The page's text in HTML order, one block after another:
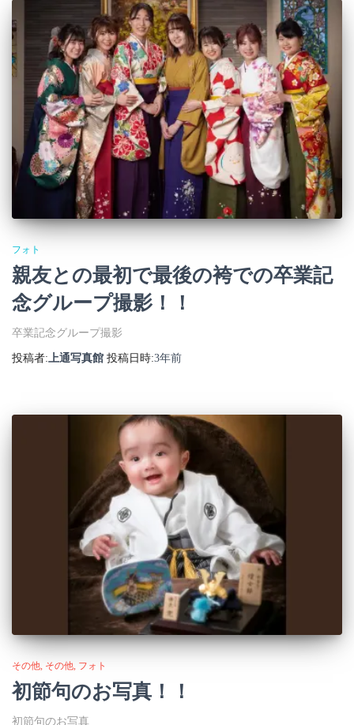
フォト
親友との最初で最後の袴での卒業記
念グループ撮影！！
卒業記念グループ撮影
投稿者:上通写真館 投稿日時:3年前
その他 その他 フォト
初節句のお写真！！
初節句のお写真